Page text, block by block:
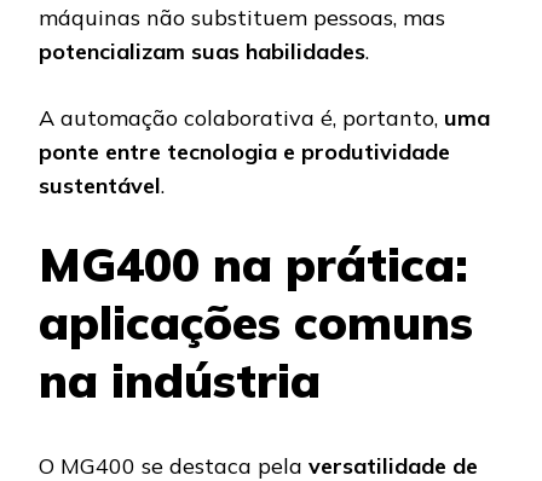
máquinas não substituem pessoas, mas
potencializam suas habilidades.
A automação colaborativa é, portanto, uma
ponte entre tecnologia e produtividade
sustentável.
MG400 na prática:
aplicações comuns
na indústria
O MG400 se destaca pela versatilidade de